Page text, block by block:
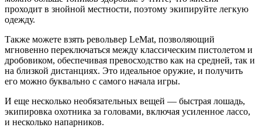
проходит в знойной местности, поэтому экипируйте легкую
одежду.
Также можете взять револьвер LeMat, позволяющий
мгновенно переключаться между классическим пистолетом и
дробовиком, обеспечивая превосходство как на средней, так и
на близкой дистанциях. Это идеальное оружие, и получить
его можно буквально с самого начала игры.
И еще несколько необязательных вещей — быстрая лошадь,
экипировка охотника за головами, включая усиленное лассо,
и несколько напарников.